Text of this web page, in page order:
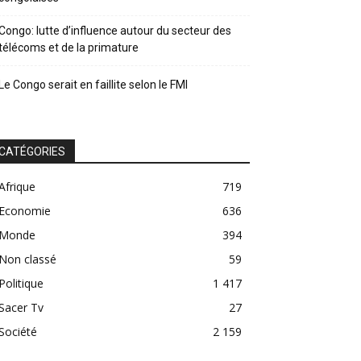
lutte d’influence autour du secteur des
et de la primature
Congo serait en faillite selon le FMI
719
636
394
classé
59
1 417
Tv
27
2 159